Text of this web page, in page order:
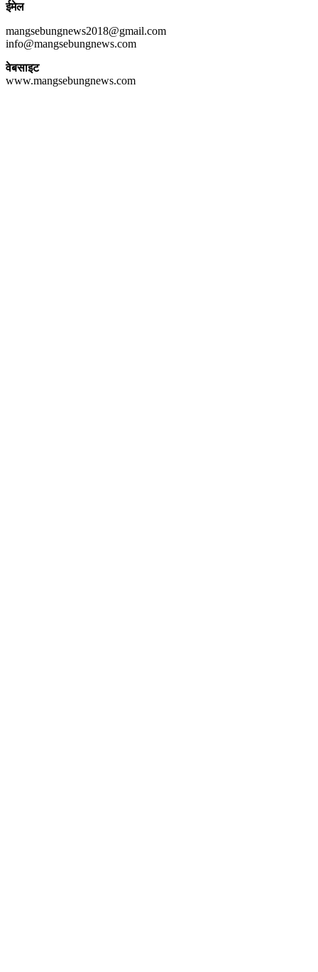
ईमेल
mangsebungnews2018@gmail.com
info@mangsebungnews.com
वेबसाइट
www.mangsebungnews.com